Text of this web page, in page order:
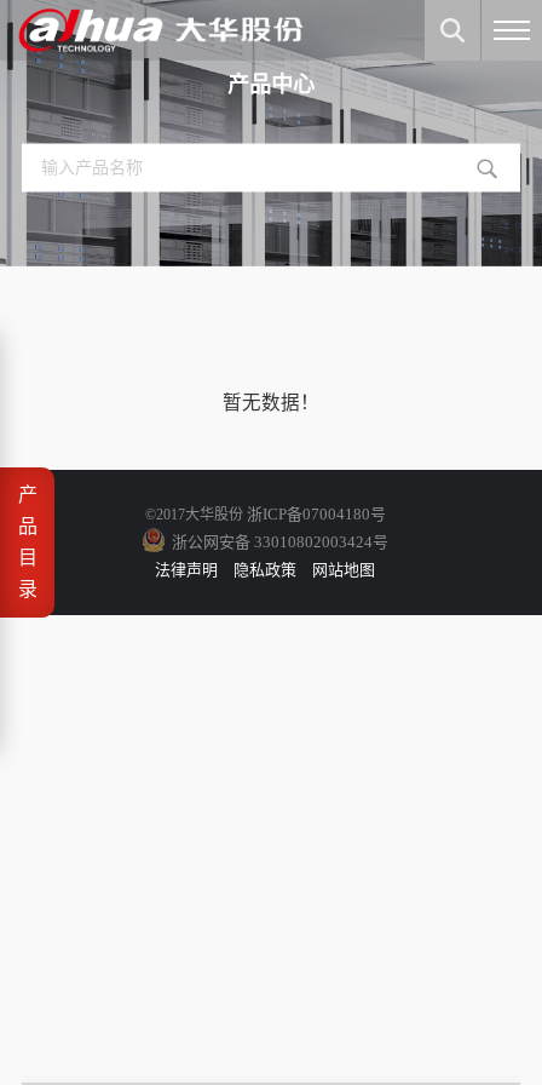
产品中心
产
品
目
录
暂无数据！
©2017大华股份 浙ICP备07004180号
浙公网安备 33010802003424号
法律声明
隐私政策 网站地图